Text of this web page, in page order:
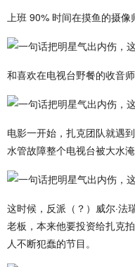
上班 90% 时间在摸鱼的摄像
和喜欢在电视台野餐的收音
电影一开始，扎克团队就遇
水管故障整个电视台被大水
这时候，反派（？）威尔·
老板，本来他要投资给扎克
人不断犯蠢的节目。